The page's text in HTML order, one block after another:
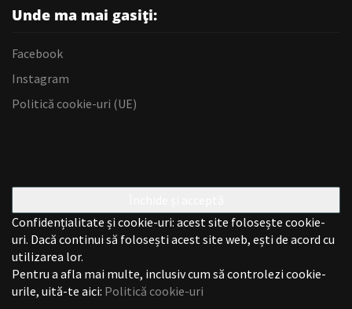
Unde ma mai gasiți:
Facebook
Instagram
Politică cookie-uri (UE)
Confidențialitate și cookie-uri: acest site folosește cookie-
uri. Dacă continui să folosești acest site web, ești de acord cu
utilizarea lor.
Pentru a afla mai multe, inclusiv cum să controlezi cookie-
urile, uită-te aici: Politică cookie-uri